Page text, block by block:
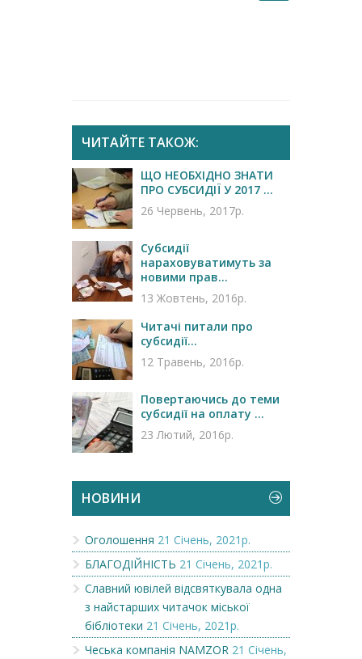
ЧИТАЙТЕ ТАКОЖ:
ЩО НЕОБХІДНО ЗНАТИ
ПРО СУБСИДІЇ У 2017 ...
26 Червень, 2017р.
Субсидії
нараховуватимуть за
новими прав...
13 Жовтень, 2016р.
Читачі питали про
субсидії...
12 Травень, 2016р.
Повертаючись до теми
субсидії на оплату ...
23 Лютий, 2016р.
НОВИНИ
Оголошення 21 Січень, 2021р.
БЛАГОДІЙНІСТЬ 21 Січень, 2021р.
Славний ювілей відсвяткувала одна
з найстарших читачок міської
бібліотеки 21 Січень, 2021р.
Чеська компанія NAMZOR 21 Січень,